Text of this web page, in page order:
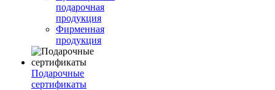
подарочная
продукция
Фирменная
продукция
Подарочные
сертификаты